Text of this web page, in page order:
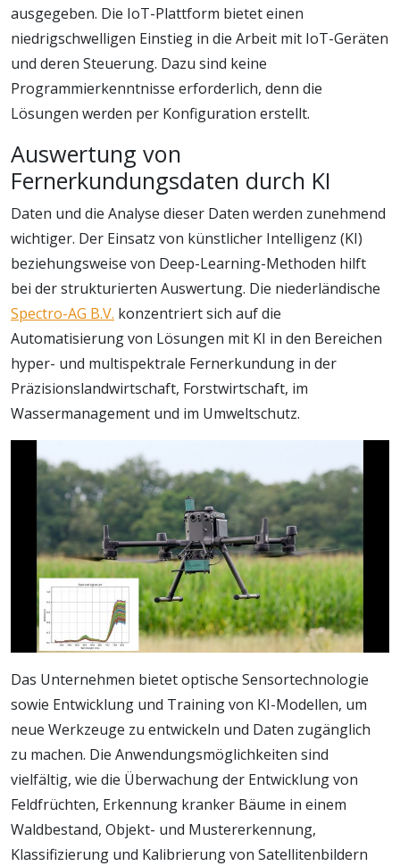
ausgegeben. Die IoT-Plattform bietet einen
niedrigschwelligen Einstieg in die Arbeit mit IoT-Geräten
und deren Steuerung. Dazu sind keine
Programmierkenntnisse erforderlich, denn die
Lösungen werden per Konfiguration erstellt.
Auswertung von
Fernerkundungsdaten durch KI
Daten und die Analyse dieser Daten werden zunehmend
wichtiger. Der Einsatz von künstlicher Intelligenz (KI)
beziehungsweise von Deep-Learning-Methoden hilft
bei der strukturierten Auswertung. Die niederländische
Spectro-AG B.V. konzentriert sich auf die
Automatisierung von Lösungen mit KI in den Bereichen
hyper- und multispektrale Fernerkundung in der
Präzisionslandwirtschaft, Forstwirtschaft, im
Wassermanagement und im Umweltschutz.
Das Unternehmen bietet optische Sensortechnologie
sowie Entwicklung und Training von KI-Modellen, um
neue Werkzeuge zu entwickeln und Daten zugänglich
zu machen. Die Anwendungsmöglichkeiten sind
vielfältig, wie die Überwachung der Entwicklung von
Feldfrüchten, Erkennung kranker Bäume in einem
Waldbestand, Objekt- und Mustererkennung,
Klassifizierung und Kalibrierung von Satellitenbildern